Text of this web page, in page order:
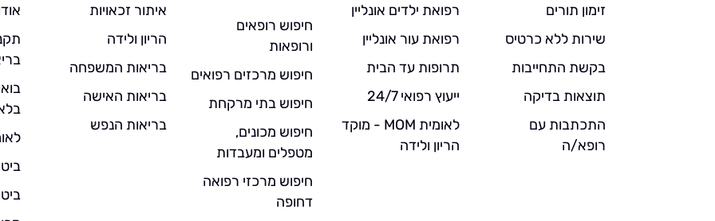
זימון תורים
שירות ללא כרטיס
בקשת התחייבות
תוצאות בדיקה
התכתבות עם
רופא/ה
רפואת ילדים אונליין
רפואת עור אונליין
תרופות עד הבית
ייעוץ רפואי 24/7
לאומית MOM - מוקד
הריון ולידה
חיפוש רופאים
ורופאות
חיפוש מרכזים רפואים
חיפוש בתי מרקחת
חיפוש מכונים,
מטפלים ומעבדות
חיפוש מרכזי רפואה
דחופה
איתור זכאויות
הריון ולידה
בריאות המשפחה
בריאות האישה
בריאות הנפש